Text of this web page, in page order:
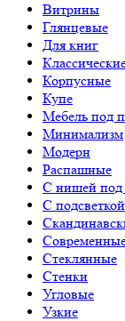
Витрины
Глянцевые
Для книг
Корпусные
Купе
Мебель под
Минимализм
Модерн
Распашные
С нишей под
С подсветкой
Стеклянные
Стенки
Угловые
Узкие